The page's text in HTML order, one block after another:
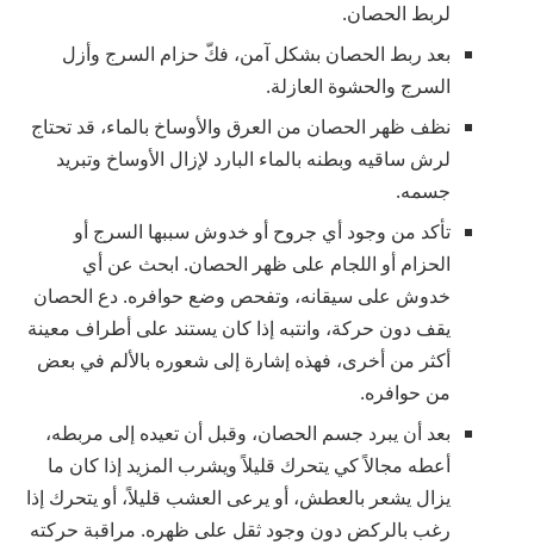
لربط الحصان.
بعد ربط الحصان بشكل آمن، فكّ حزام السرج وأزل
السرج والحشوة العازلة.
نظف ظهر الحصان من العرق والأوساخ بالماء، قد تحتاج
لرش ساقيه وبطنه بالماء البارد لإزال الأوساخ وتبريد
جسمه.
تأكد من وجود أي جروح أو خدوش سببها السرج أو
الحزام أو اللجام على ظهر الحصان. ابحث عن أي
خدوش على سيقانه، وتفحص وضع حوافره. دع الحصان
يقف دون حركة، وانتبه إذا كان يستند على أطراف معينة
أكثر من أخرى، فهذه إشارة إلى شعوره بالألم في بعض
من حوافره.
بعد أن يبرد جسم الحصان، وقبل أن تعيده إلى مربطه،
أعطه مجالاً كي يتحرك قليلاً ويشرب المزيد إذا كان ما
يزال يشعر بالعطش، أو يرعى العشب قليلاً، أو يتحرك إذا
رغب بالركض دون وجود ثقل على ظهره. مراقبة حركته